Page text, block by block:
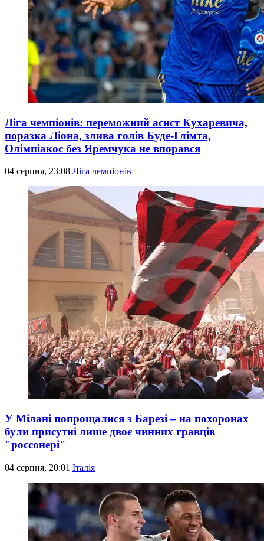
Ліга чемпіонів: переможний асист Кухаревича,
поразка Ліона, злива голів Буде-Глімта,
Олімпіакос без Яремчука не впорався
04 серпня, 23:08 Ліга чемпіонів
У Мілані попрощалися з Барезі – на похоронах
були присутні лише двоє чинних гравців
"россонері"
04 серпня, 20:01 Італія